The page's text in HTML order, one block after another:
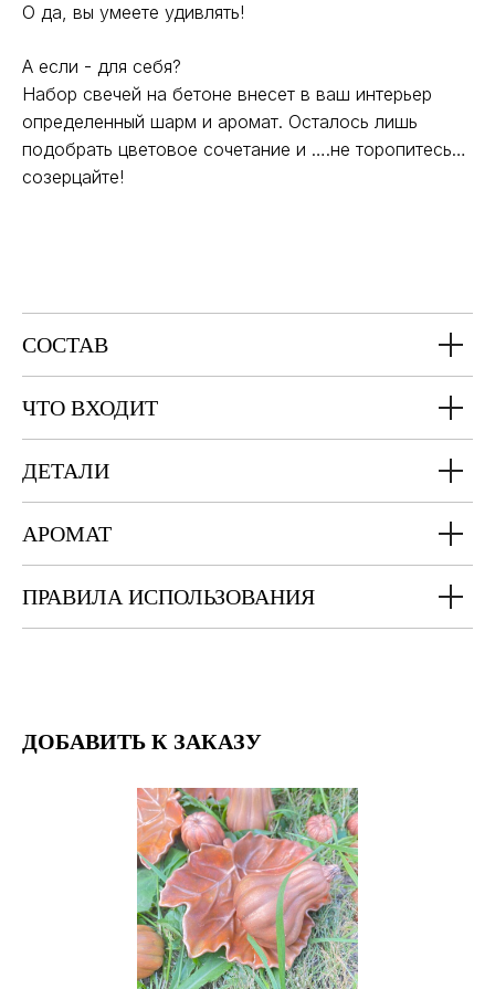
О да, вы умеете удивлять!
А если - для себя?
Набор свечей на бетоне внесет в ваш интерьер
определенный шарм и аромат. Осталось лишь
подобрать цветовое сочетание и ….не торопитесь…
созерцайте!
СОСТАВ
ЧТО ВХОДИТ
ДЕТАЛИ
АРОМАТ
ПРАВИЛА ИСПОЛЬЗОВАНИЯ
ДОБАВИТЬ К ЗАКАЗУ